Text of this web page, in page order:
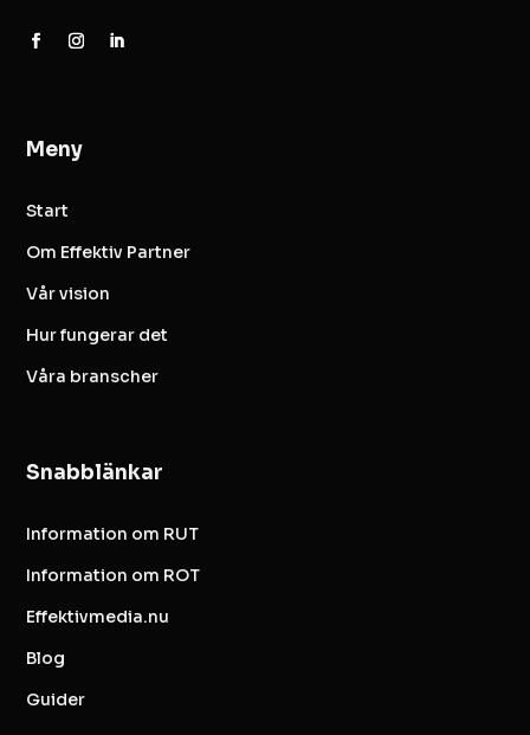
Meny
Start
Om Effektiv Partner
Vår vision
Hur fungerar det
Våra branscher
Snabblänkar
Information om RUT
Information om ROT
Effektivmedia.nu
Blog
Guider